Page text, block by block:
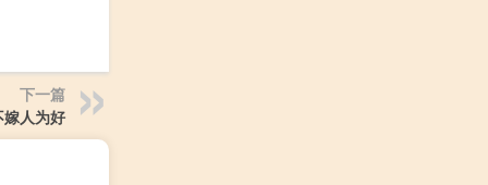
下一篇
人为好